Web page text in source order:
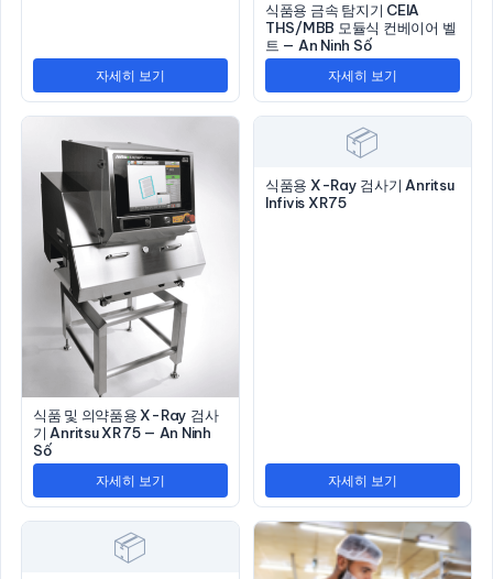
자세히 보기
식품용 금속 탐지기 CEIA
THS/MBB 모듈식 컨베이어 벨
트 — An Ninh Số
자세히 보기
식품 및 의약품용 X-Ray 검사
기 Anritsu XR75 — An Ninh
Số
자세히 보기
📦
식품용 X-Ray 검사기 Anritsu
Infivis XR75
자세히 보기
📦